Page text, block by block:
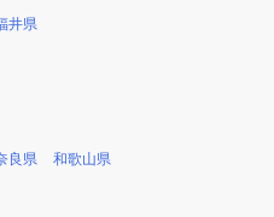
井県
良県 和歌山県